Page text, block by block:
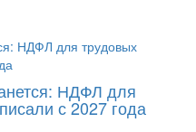
НДФЛ для
с 2027 года